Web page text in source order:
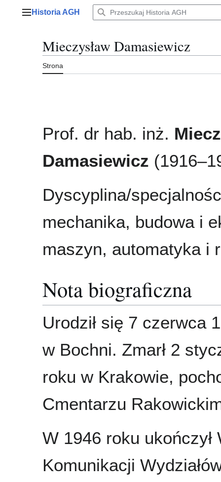
Menu główne
Historia AGH
Mieczysław Damasiewicz
Strona
Prof. dr hab. inż.
Damasiewicz
Dyscyplina/
mechanika, budowa i
maszyn, automatyka i
Nota biograficzna
Urodził się 7 czerwca
w Bochni. Zmarł 2
roku w Krakowie,
Cmentarzu
W 1946 roku ukończył
Komunikacji